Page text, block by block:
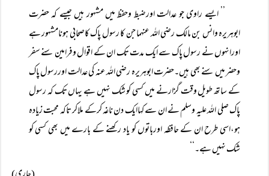
’’ ایسے راوی جو عدالت اورضبط وحفظ میں مشہور ہیں جیسے کہ حضرت
ابوہریرہ وانس بن مالک رضی اللہ عنہما جن کا رسول پاک کاصحابی ہونامشہور ہے
اورانہوں نے رسول پاک سے ایک مدت تک ان کے اقوال وفرامین سنے سفر
وحضر میں سنے بھی ہیں۔حضرت ابوہریرہ رضی اللہ عنہ کی عدالت اوررسول پاک
کے ساتھ طویل وقت گزارنے میں کسی کو شک نہیں ہے یہاں تک کہ رسول
پاک صلی اللہ علیہ وسلم نے ان سے کہاایک دن ناغہ کرکے ملاکر تاکہ محبت زیادہ
ہو،اسی طرح ان کے حافظہ اورباتوں کو یاد رکھنے کے بارے میں بھی کسی کو
شک نہیں ہے۔‘‘